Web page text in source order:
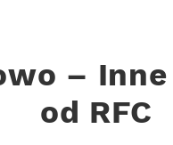
– Inne
od RFC